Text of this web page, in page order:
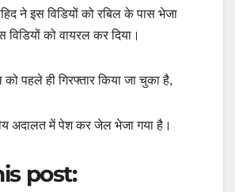
ने इस विडियों को रबिल के पास भेजा
विडियों को वायरल कर दिया।
पहले ही गिरफ्तार किया जा चुका है,
अदालत में पेश कर जेल भेजा गया है।
post: